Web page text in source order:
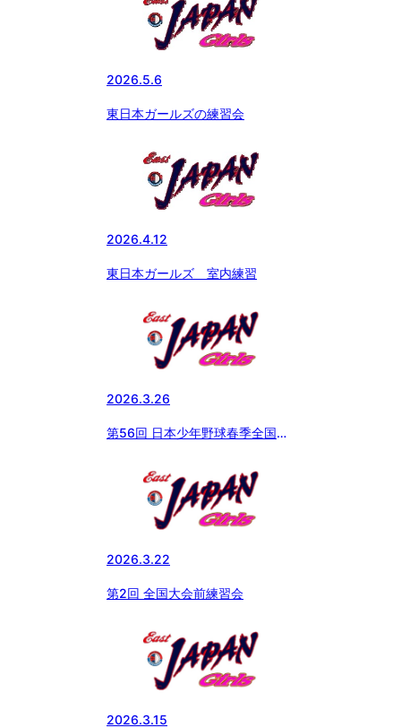
2026.5.6
東日本ガールズの練習会
2026.4.12
東日本ガールズ 室内練習
2026.3.26
第56回 日本少年野球春季全国大
2026.3.22
第2回 全国大会前練習会
2026.3.15